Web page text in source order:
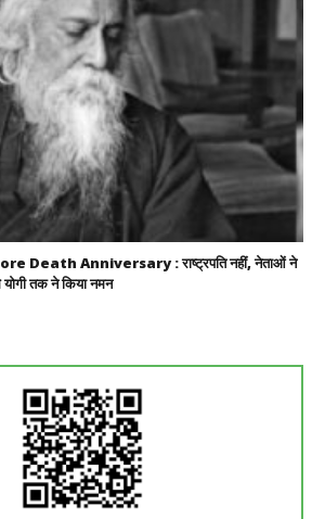
Death Anniversary : राष्ट्रपति नहीं, नेताओं ने
तक ने किया नमन